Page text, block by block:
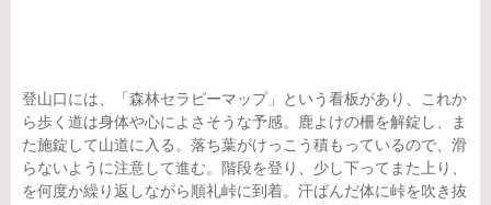
登山口には、「森林セラピーマップ」という看板があり、これか
ら歩く道は身体や心によさそうな予感。鹿よけの柵を解錠し、ま
た施錠して山道に入る。落ち葉がけっこう積もっているので、滑
らないように注意して進む。階段を登り、少し下ってまた上り、
を何度か繰り返しながら順礼峠に到着。汗ばんだ体に峠を吹き抜